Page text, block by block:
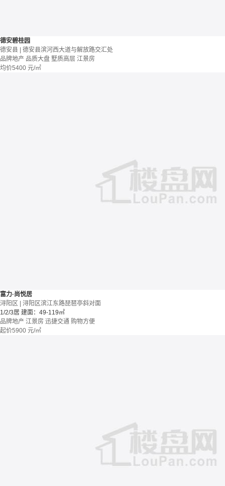
德安碧桂园
德安县 | 德安县滨河西大道与解放路交汇处
品牌地产 品质大盘 墅质高层 江景房
均价5400 元/㎡
富力·尚悦居
浔阳区 | 浔阳区滨江东路琵琶亭斜对面
1/2/3居 建面：49-119㎡
品牌地产 江景房 迅捷交通 购物方便
起价5900 元/㎡